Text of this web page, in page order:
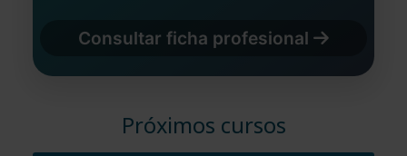
Consultar ficha profesional
Próximos cursos